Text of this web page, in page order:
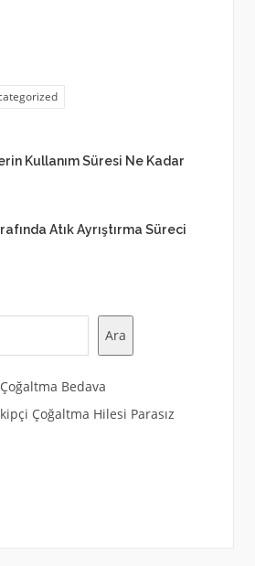
Kullanım Süresi Ne Kadar
Atık Ayrıştırma Süreci
Ara
Bedava
Çoğaltma Hilesi Parasız